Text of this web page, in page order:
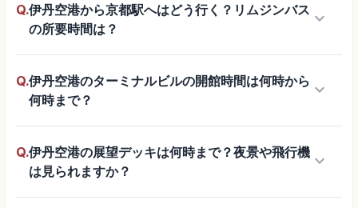
Q.伊丹空港から京都駅へはどう行く？リムジンバス
の所要時間は？
keyboard_arrow_down
Q.伊丹空港のターミナルビルの開館時間は何時から
何時まで？
keyboard_arrow_down
Q.伊丹空港の展望デッキは何時まで？夜景や飛行機
は見られますか？
keyboard_arrow_down